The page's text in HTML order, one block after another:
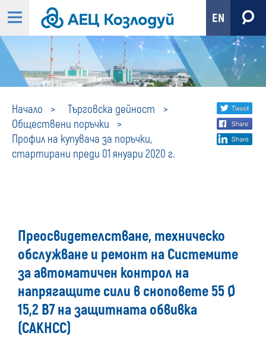
EN
Начало
Търговска дейност
Обществени поръчки
Профил на купувача за поръчки,
стартирани преди 01 януари 2020 г.
Профил
на
поръчки,
стартирани
преди
01
Share
social
Преосвидетелстване, техническо
обслужване и ремонт на Системите
за автоматичен контрол на
напрягащите сили в сноповете 55 Ø
15,2 В7 на защитната обвивка
(САКНСС)